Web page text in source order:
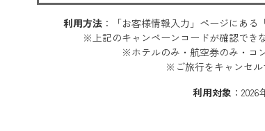
利用方法 ：「お客様情報入力」ページにある
※上記のキャンペーンコードが確認でき
※ホテルのみ・航空券のみ・コ
※ご旅行をキャンセル
利用対象 ：